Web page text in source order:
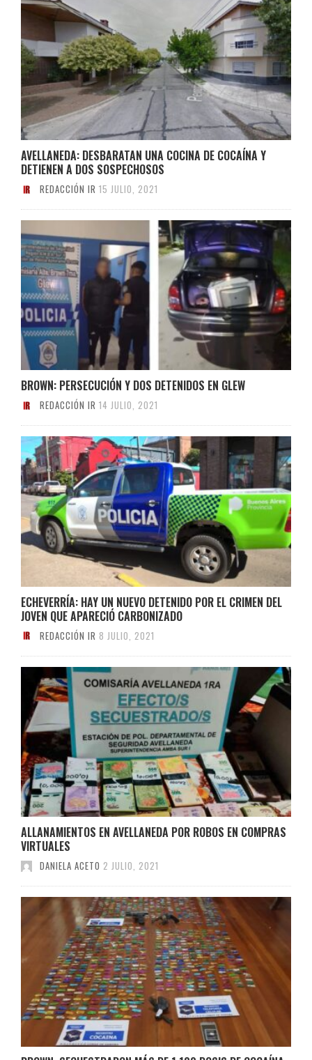
AVELLANEDA: DESBARATAN UNA COCINA DE COCAÍNA Y
DETIENEN A DOS SOSPECHOSOS
REDACCIÓN IR 15 JULIO, 2021
BROWN: PERSECUCIÓN Y DOS DETENIDOS EN GLEW
REDACCIÓN IR 14 JULIO, 2021
ECHEVERRÍA: HAY UN NUEVO DETENIDO POR EL CRIMEN DEL
JOVEN QUE APARECIÓ CARBONIZADO
REDACCIÓN IR 8 JULIO, 2021
ALLANAMIENTOS EN AVELLANEDA POR ROBOS EN COMPRAS
VIRTUALES
DANIELA ACETO 2 JULIO, 2021